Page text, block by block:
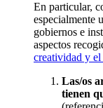
En particular,
especialmente
gobiernos e
aspectos
creatividad y
Las/os
tienen